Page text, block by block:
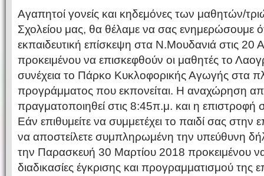
Αγαπητοί γονείς και κηδεμόνες των μαθητών/
Σχολείου μας, θα θέλαμε να σας ενημερώσουμε
εκπαιδευτική επίσκεψη στα Ν.Μουδανιά στις 20
προκειμένου να επισκεφθούν οι μαθητές το
συνέχεια το Πάρκο Κυκλοφορικής Αγωγής στα
προγράμματος που εκπονείται. Η αναχώρηση
πραγματοποιηθεί στις 8:45π.μ. και η επιστροφή
Εάν επιθυμείτε να συμμετέχει το παιδί σας
να αποστείλετε συμπληρωμένη την υπεύθυνη
την Παρασκευή 30 Μαρτίου 2018 προκειμένου να
διαδικασίες έγκρισης και προγραμματισμού της